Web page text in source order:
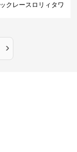
クレースロリィタワ
›